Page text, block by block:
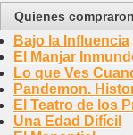
Quienes
Bajo la Influencia
El Manjar
Lo que Ves
Pandemon.
El Teatro de los
Una Edad Difícil